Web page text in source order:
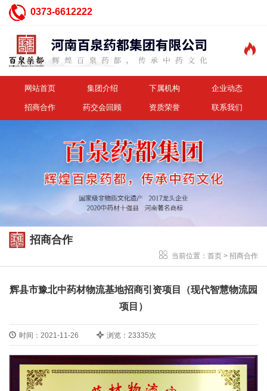
0373-6612222

网站首页 集团介绍 下属机构 企业动态
招商合作 药交会回顾 资质荣誉 联系我们
招商合作
当前位置： 首页 > 招商合作
辉县市豫北中药材物流基地招商引资项目（现代智慧物流园
项目）
时间：2021-11-26 浏览：23335次